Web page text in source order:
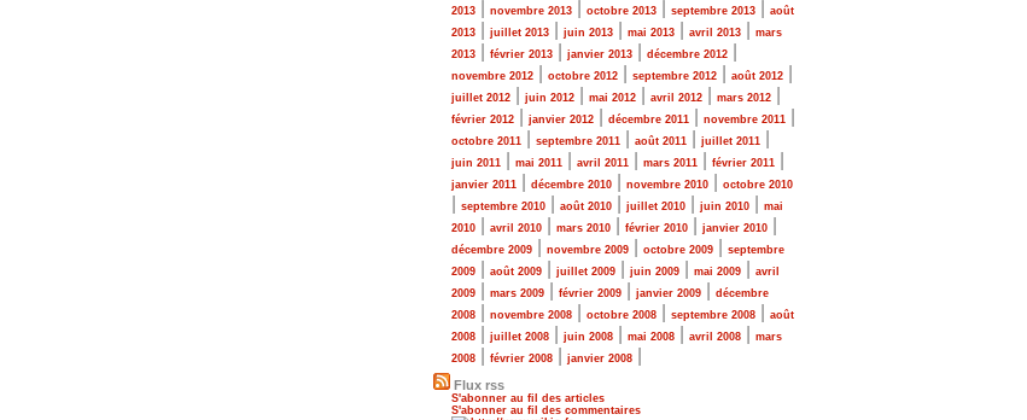
2013
novembre 2013 octobre 2013 septembre 2013
août
2013
juillet 2013 juin 2013 mai 2013 avril 2013
mars
2013
février 2013 janvier 2013 décembre 2012
novembre 2012 octobre 2012 septembre 2012 août 2012
juillet 2012 juin 2012 mai 2012 avril 2012 mars 2012
février 2012 janvier 2012 décembre 2011 novembre 2011
octobre 2011 septembre 2011 août 2011 juillet 2011
juin 2011 mai 2011 avril 2011 mars 2011 février 2011
janvier 2011 décembre 2010 novembre 2010 octobre 2010
septembre 2010 août 2010 juillet 2010 juin 2010
mai
2010
avril 2010 mars 2010 février 2010 janvier 2010
décembre 2009 novembre 2009 octobre 2009
septembre
2009
août 2009 juillet 2009 juin 2009 mai 2009
avril
2009
mars 2009 février 2009 janvier 2009
décembre
2008
novembre 2008 octobre 2008 septembre 2008
août
2008
juillet 2008 juin 2008 mai 2008 avril 2008
mars
2008
février 2008 janvier 2008
Flux rss
S'abonner au fil des articles
S'abonner au fil des commentaires